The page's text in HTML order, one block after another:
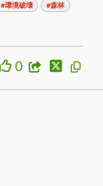
#環境破壊 #森林
0